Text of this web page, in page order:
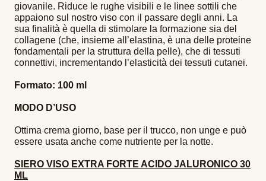
giovanile. Riduce le rughe visibili e le linee sottili che
appaiono sul nostro viso con il passare degli anni. La
sua finalità è quella di stimolare la formazione sia del
collagene (che, insieme all’elastina, è una delle proteine
fondamentali per la struttura della pelle), che di tessuti
connettivi, incrementando l’elasticità dei tessuti cutanei.
Formato: 100 ml
MODO D’USO
Ottima crema giorno, base per il trucco, non unge e può
essere usata anche come nutriente per la notte.
SIERO VISO EXTRA FORTE ACIDO JALURONICO 30
ML